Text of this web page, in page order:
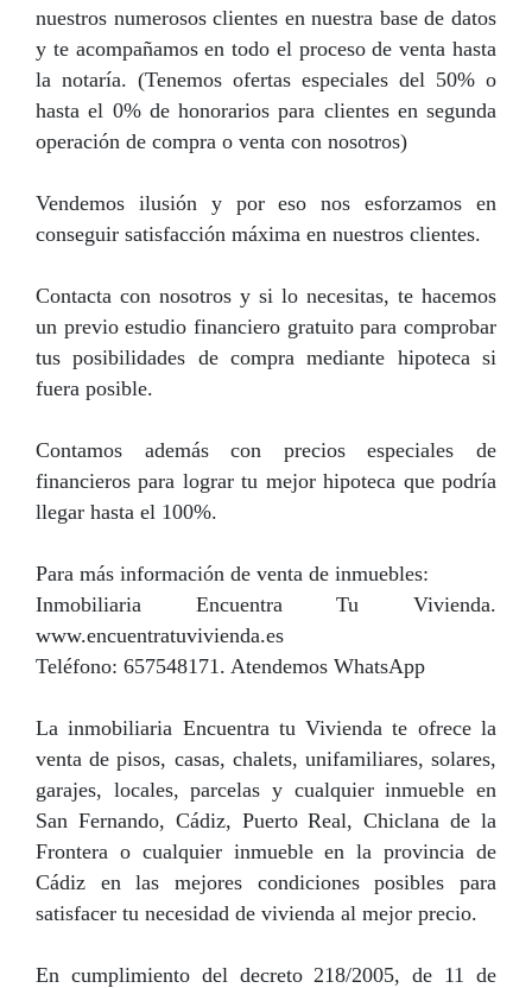
nuestros numerosos clientes en nuestra base de datos
y te acompañamos en todo el proceso de venta hasta
la notaría. (Tenemos ofertas especiales del 50% o
hasta el 0% de honorarios para clientes en segunda
operación de compra o venta con nosotros)
Vendemos ilusión y por eso nos esforzamos en
conseguir satisfacción máxima en nuestros clientes.
Contacta con nosotros y si lo necesitas, te hacemos
un previo estudio financiero gratuito para comprobar
tus posibilidades de compra mediante hipoteca si
fuera posible.
Contamos además con precios especiales de
financieros para lograr tu mejor hipoteca que podría
llegar hasta el 100%.
Para más información de venta de inmuebles:
Inmobiliaria Encuentra Tu Vivienda.
www.encuentratuvivienda.es
Teléfono: 657548171. Atendemos WhatsApp
La inmobiliaria Encuentra tu Vivienda te ofrece la
venta de pisos, casas, chalets, unifamiliares, solares,
garajes, locales, parcelas y cualquier inmueble en
San Fernando, Cádiz, Puerto Real, Chiclana de la
Frontera o cualquier inmueble en la provincia de
Cádiz en las mejores condiciones posibles para
satisfacer tu necesidad de vivienda al mejor precio.
En cumplimiento del decreto 218/2005, de 11 de